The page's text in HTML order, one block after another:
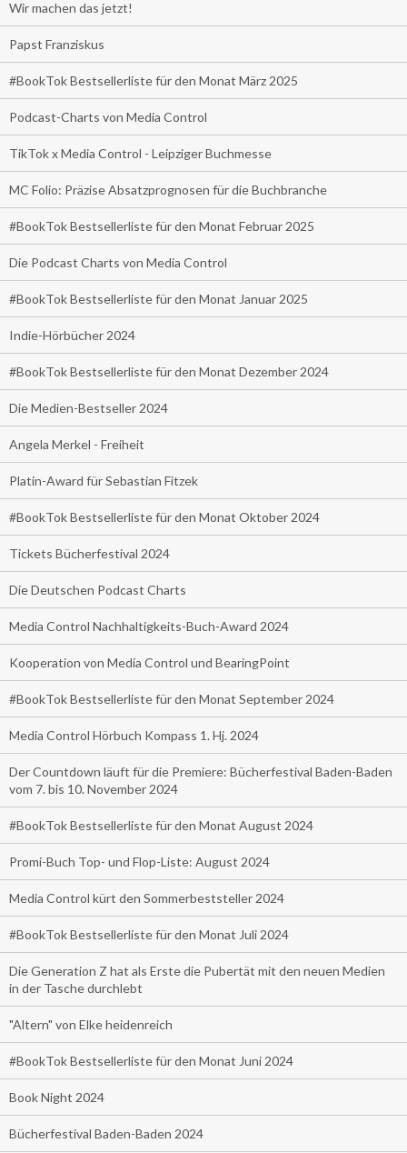
Wir machen das jetzt!
Papst Franziskus
#BookTok Bestsellerliste für den Monat März 2025
Podcast-Charts von Media Control
TikTok x Media Control - Leipziger Buchmesse
MC Folio: Präzise Absatzprognosen für die Buchbranche
#BookTok Bestsellerliste für den Monat Februar 2025
Die Podcast Charts von Media Control
#BookTok Bestsellerliste für den Monat Januar 2025
Indie-Hörbücher 2024
#BookTok Bestsellerliste für den Monat Dezember 2024
Die Medien-Bestseller 2024
Angela Merkel - Freiheit
Platin-Award für Sebastian Fitzek
#BookTok Bestsellerliste für den Monat Oktober 2024
Tickets Bücherfestival 2024
Die Deutschen Podcast Charts
Media Control Nachhaltigkeits-Buch-Award 2024
Kooperation von Media Control und BearingPoint
#BookTok Bestsellerliste für den Monat September 2024
Media Control Hörbuch Kompass 1. Hj. 2024
Der Countdown läuft für die Premiere: Bücherfestival Baden-Baden
vom 7. bis 10. November 2024
#BookTok Bestsellerliste für den Monat August 2024
Promi-Buch Top- und Flop-Liste: August 2024
Media Control kürt den Sommerbeststeller 2024
#BookTok Bestsellerliste für den Monat Juli 2024
Die Generation Z hat als Erste die Pubertät mit den neuen Medien
in der Tasche durchlebt
"Altern" von Elke heidenreich
#BookTok Bestsellerliste für den Monat Juni 2024
Book Night 2024
Bücherfestival Baden-Baden 2024